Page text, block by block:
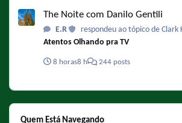
The Noite com Danilo Gentili
E.R respondeu ao tópico de Clark
Atentos Olhando pra TV
8 horas8 h 244 posts
Quem Está Navegando